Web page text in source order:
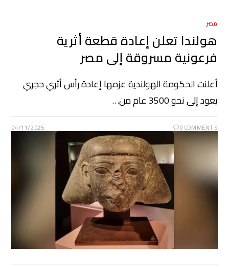
مصر
هولندا تعلن إعادة قطعة أثرية
فرعونية مسروقة إلى مصر
أعلنت الحكومة الهولندية عزمها إعادة رأس أثري حجري
يعود إلى نحو 3500 عام من…
0 COMMENTS
04/11/2025